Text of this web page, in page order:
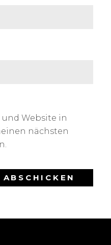
und Website in
nächsten